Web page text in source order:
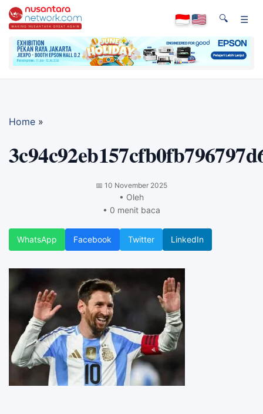
🔍 ☰
Home »
📅 10 November 2025
• Oleh
• 0 menit baca
WhatsApp Facebook Twitter LinkedIn